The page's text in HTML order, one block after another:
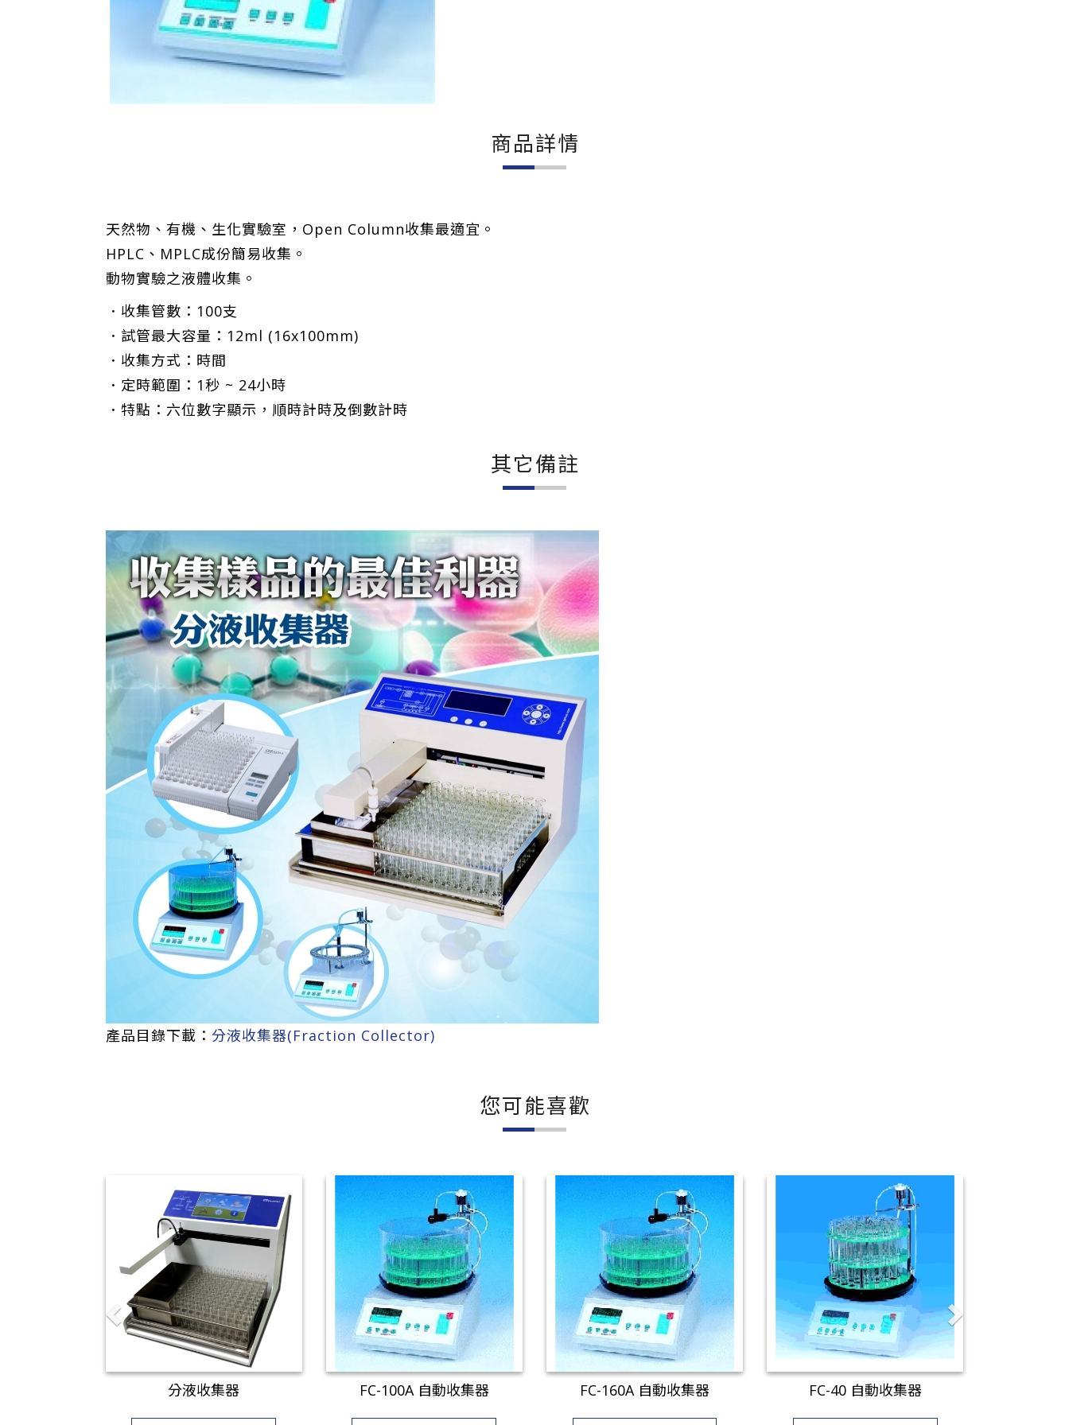
商品詳情
天然物、有機、生化實驗室，Open Column收集最適宜。
HPLC、MPLC成份簡易收集。
動物實驗之液體收集。
．收集管數：100支
．試管最大容量：12ml (16x100mm)
．收集方式：時間
．定時範圍：1秒 ~ 24小時
．特點：六位數字顯示，順時計時及倒數計時
其它備註
產品目錄下載： 分液收集器(Fraction Collector)
您可能喜歡
分液收集器 FC-100A 自動收集器 FC-160A 自動收集器 FC-40 自動收集器